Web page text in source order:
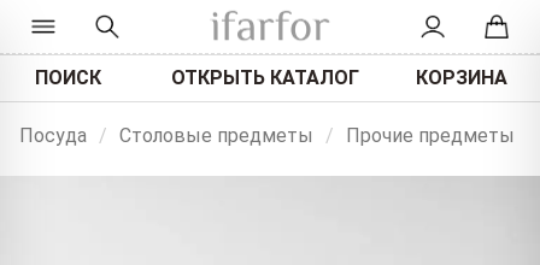
ПОИСК ОТКРЫТЬ КАТАЛОГ КОРЗИНА
Посуда / Столовые предметы / Прочие предметы